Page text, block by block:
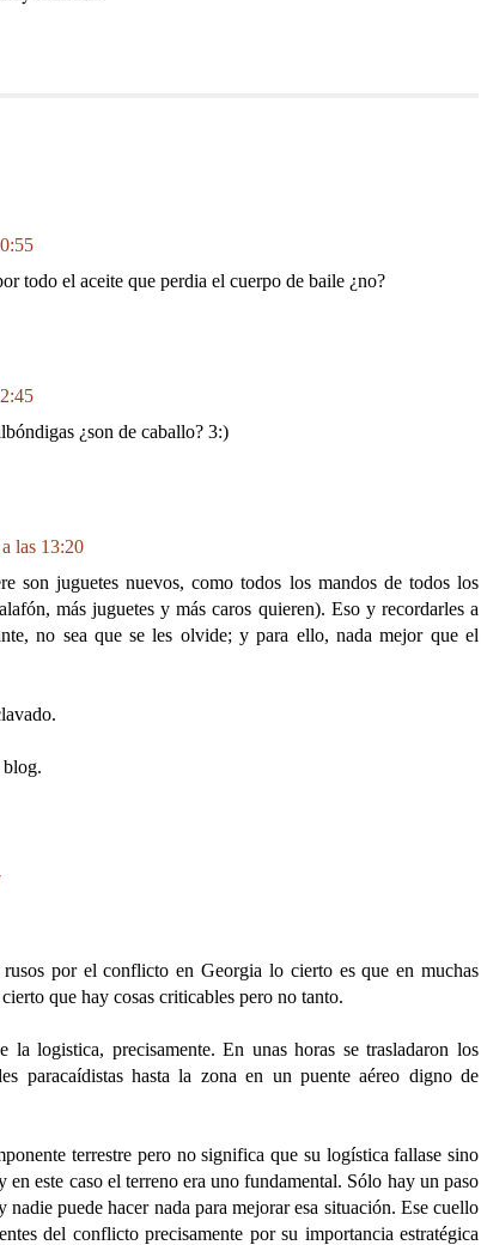
todo el aceite que perdia el cuerpo de baile ¿no?
¿son de caballo? 3:)
las 13:20
son juguetes nuevos, como todos los mandos de todos los
más juguetes y más caros quieren). Eso y recordarles a
no sea que se les olvide; y para ello, nada mejor que el
blog.
por el conflicto en Georgia lo cierto es que en muchas
que hay cosas criticables pero no tanto.
logistica, precisamente. En unas horas se trasladaron los
paracaídistas hasta la zona en un puente aéreo digno de
terrestre pero no significa que su logística fallase sino
en este caso el terreno era uno fundamental. Sólo hay un paso
puede hacer nada para mejorar esa situación. Ese cuello
del conflicto precisamente por su importancia estratégica